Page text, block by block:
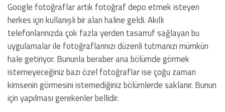
Google fotoğraflar artık fotoğraf depo etmek isteyen
herkes için kullanışlı bir alan haline geldi. Akıllı
telefonlarınızda çok fazla yerden tasarruf sağlayan bu
uygulamalar ile fotoğraflarınızı düzenli tutmanızı mümkün
hale getiriyor. Bununla beraber ana bölümde görmek
istemeyeceğiniz bazı özel fotoğraflar ise çoğu zaman
kimsenin görmesini istemediğiniz bölümlerde saklanır. Bunun
için yapılması gerekenler bellidir.